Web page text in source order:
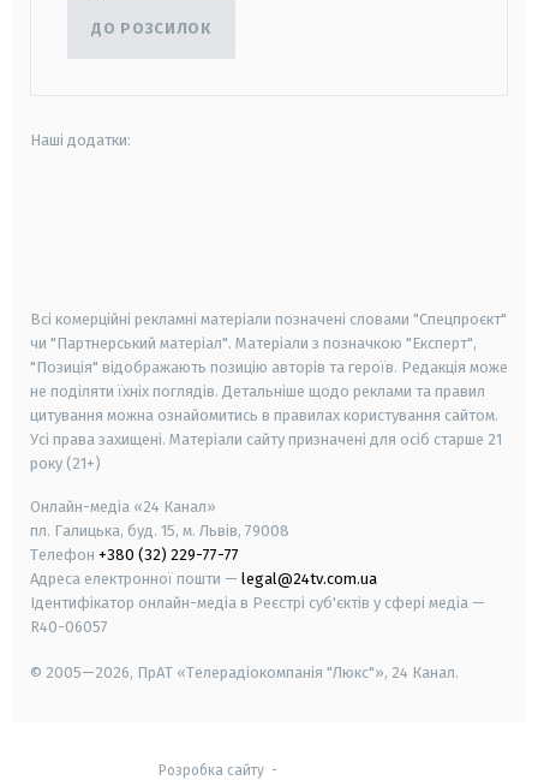
ДО РОЗСИЛОК
Наші додатки:
Всі комерційні рекламні матеріали позначені словами "Спецпроєкт"
чи "Партнерський матеріал". Матеріали з позначкою "Експерт",
"Позиція" відображають позицію авторів та героїв. Редакція може
не поділяти їхніх поглядів. Детальніше щодо реклами та правил
цитування можна ознайомитись в правилах користування сайтом.
Усі права захищені. Матеріали сайту призначені для осіб старше 21
року (21+)
Онлайн-медіа «24 Канал»
пл. Галицька, буд. 15, м. Львів, 79008
Телефон +380 (32) 229-77-77
Адреса електронної пошти — legal@24tv.com.ua
Ідентифікатор онлайн-медіа в Реєстрі суб'єктів у сфері медіа —
R40-06057
© 2005—2026, ПрАТ «Телерадіокомпанія "Люкс"», 24 Канал.
Розробка сайту-